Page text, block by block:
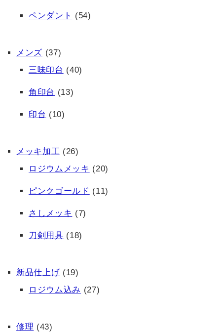
ペンダント (54)
メンズ (37)
三味印台 (40)
角印台 (13)
印台 (10)
メッキ加工 (26)
ロジウムメッキ (20)
ピンクゴールド (11)
さしメッキ (7)
刀剣用具 (18)
新品仕上げ (19)
ロジウム込み (27)
修理 (43)